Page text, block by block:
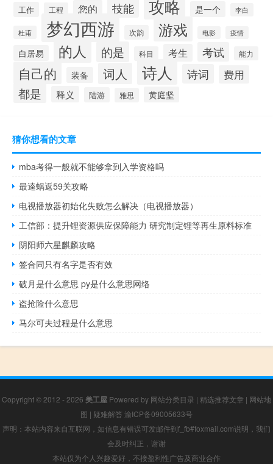
工作 工程 您的 技能 攻略 是一个 李白
杜甫 梦幻西游 次韵 游戏 电影 疫情
白居易 的人 的是 科目 考生 考试 能力
自己的 装备 词人 诗人 诗词 费用
都是 释义 陆游 雅思 黄庭坚
猜你想看的文章
mba考得一般就不能够拿到入学资格吗
最逵蜗返59关攻略
电视播放器初始化失败怎么解决（电视播放器）
工信部：提升锂资源供应保障能力 研究制定锂等再生原料标准
阴阳师六星麒麟攻略
签合同只有名字是否有效
破月是什么意思 py是什么意思网络
盗抢险什么意思
马尔可夫过程是什么意思
Copyright © 2012 - 2026 美工屋 Powered by 网站分类目录 | 精选推荐文章 | 网站地
图 | 疑难解答 渝ICP备09005633号
声明：本站内容来自互联网，如信息有错误可发邮件到f_fb#foxmail.com说明，我们
会及时纠正，谢谢
本站仅为个人兴趣爱好，不接盈利性广告及商业合作